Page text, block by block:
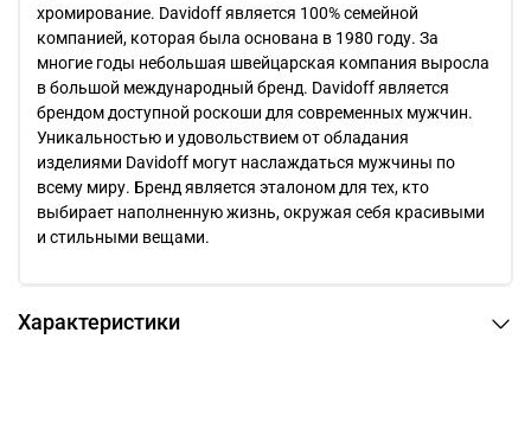
хромирование. Davidoff является 100% семейной
компанией, которая была основана в 1980 году. За
многие годы небольшая швейцарская компания выросла
в большой международный бренд. Davidoff является
брендом доступной роскоши для современных мужчин.
Уникальностью и удовольствием от обладания
изделиями Davidoff могут наслаждаться мужчины по
всему миру. Бренд является эталоном для тех, кто
выбирает наполненную жизнь, окружая себя красивыми
и стильными вещами.
Характеристики